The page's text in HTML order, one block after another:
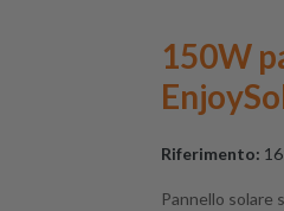
150W
Riferimento:
Pannello solare